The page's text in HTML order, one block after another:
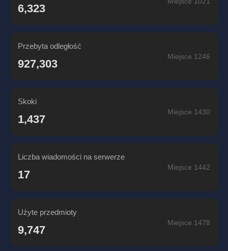
6,323
Przebyta odległość
927,303
Miejsce 1246
Skoki
1,437
Miejsce 1430
Liczba wiadomości na serwerze
17
Miejsce 1442
Użyte przedmioty
9,747
Miejsce 1478